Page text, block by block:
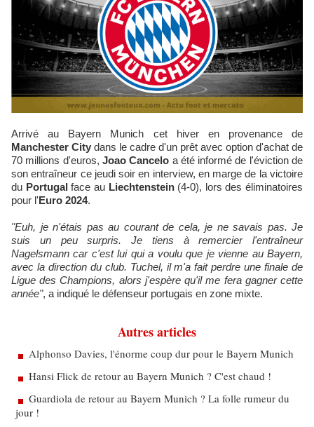
Arrivé au Bayern Munich cet hiver en provenance de
Manchester City dans le cadre d'un prêt avec option d'achat de
70 millions d'euros, Joao Cancelo a été informé de l'éviction de
son entraîneur ce jeudi soir en interview, en marge de la victoire
du Portugal face au Liechtenstein(4-0), lors des éliminatoires
pour l'Euro 2024.
"Euh, je n'étais pas au courant de cela, je ne savais pas. Je
suis un peu surpris. Je tiens à remercier l'entraîneur
Nagelsmann car c'est lui qui a voulu que je vienne au Bayern,
avec la direction du club. Tuchel, il m'a fait perdre une finale de
Ligue des Champions, alors j'espère qu'il me fera gagner cette
année", a indiqué le défenseur portugais en zone mixte.
Autres articles
Alphonso Davies, l'énorme coup dur pour le Bayern Munich
Hansi Flick de retour au Bayern Munich ? C'est chaud !
Guardiola de retour au Bayern Munich ? La folle rumeur du
jour !